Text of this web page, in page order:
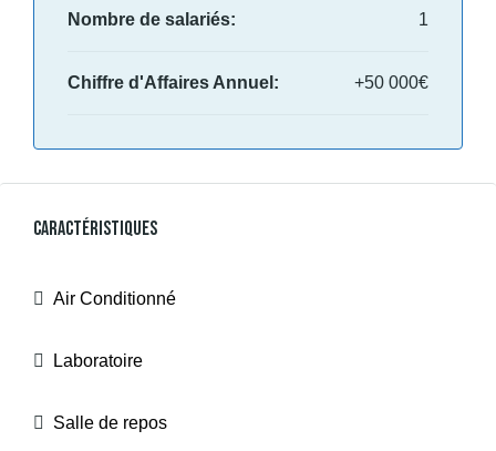
Nombre de salariés: 1
Chiffre d'Affaires Annuel: +50 000€
Caractéristiques
Air Conditionné
Laboratoire
Salle de repos